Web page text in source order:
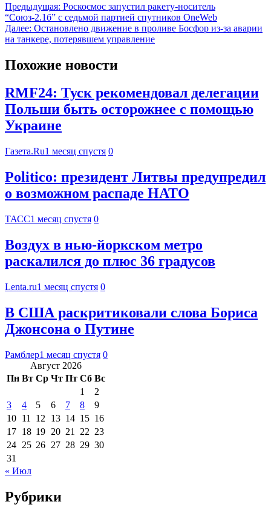
Предыдущая: Роскосмос запустил ракету-носитель
“Союз-2.1б” с седьмой партией спутников OneWeb
Далее: Остановлено движение в проливе Босфор из-за аварии
на танкере, потерявшем управление
Похожие новости
RMF24: Туск рекомендовал делегации
Польши быть осторожнее с помощью
Украине
Газета.Ru1 месяц спустя 0
Politico: президент Литвы предупредил
о возможном распаде НАТО
ТАСС1 месяц спустя 0
Воздух в нью-йоркском метро
раскалился до плюс 36 градусов
Lenta.ru1 месяц спустя 0
В США раскритиковали слова Бориса
Джонсона о Путине
Рамблер1 месяц спустя 0
Август 2026
Пн Вт Ср Чт Пт Сб Вс
1
2
3
4 5 6 7 8
9
10 11 12 13 14 15 16
17 18 19 20 21 22 23
24 25 26 27 28 29 30
31
« Июл
Рубрики